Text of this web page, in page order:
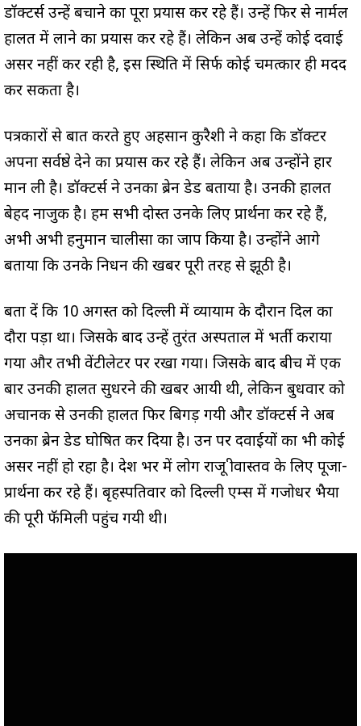
डॉक्टर्स उन्हें बचाने का पूरा प्रयास कर रहे हैं। उन्हें फिर से नार्मल
हालत में लाने का प्रयास कर रहे हैं। लेकिन अब उन्हें कोई दवाई
असर नहीं कर रही है, इस स्थिति में सिर्फ कोई चमत्कार ही मदद
कर सकता है।
पत्रकारों से बात करते हुए अहसान कुरैशी ने कहा कि डॉक्टर
अपना सर्वश्रेष्ठ देने का प्रयास कर रहे हैं। लेकिन अब उन्होंने हार
मान ली है। डॉक्टर्स ने उनका ब्रेन डेड बताया है। उनकी हालत
बेहद नाजुक है। हम सभी दोस्त उनके लिए प्रार्थना कर रहे हैं,
अभी अभी हनुमान चालीसा का जाप किया है। उन्होंने आगे
बताया कि उनके निधन की खबर पूरी तरह से झूठी है।
बता दें कि 10 अगस्त को दिल्ली में व्यायाम के दौरान दिल का
दौरा पड़ा था। जिसके बाद उन्हें तुरंत अस्पताल में भर्ती कराया
गया और तभी वेंटीलेटर पर रखा गया। जिसके बाद बीच में एक
बार उनकी हालत सुधरने की खबर आयी थी, लेकिन बुधवार को
अचानक से उनकी हालत फिर बिगड़ गयी और डॉक्टर्स ने अब
उनका ब्रेन डेड घोषित कर दिया है। उन पर दवाईयों का भी कोई
असर नहीं हो रहा है। देश भर में लोग राजू श्रीवास्तव के लिए पूजा-
प्रार्थना कर रहे हैं। बृहस्पतिवार को दिल्ली एम्स में गजोधर भैया
की पूरी फॅमिली पहुंच गयी थी।